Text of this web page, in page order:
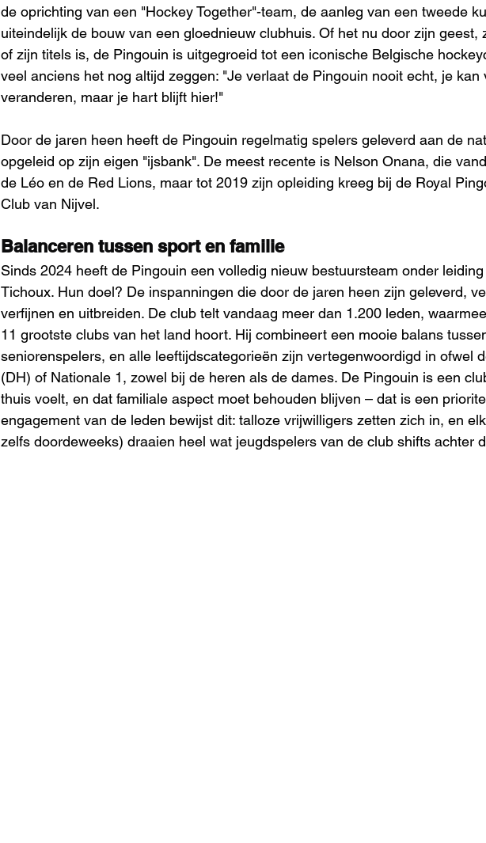
de oprichting van een "Hockey Together"-team, de aanleg van een tweede
uiteindelijk de bouw van een gloednieuw clubhuis. Of het nu door zijn geest,
of zijn titels is, de Pingouin is uitgegroeid tot een iconische Belgische
veel anciens het nog altijd zeggen: "Je verlaat de Pingouin nooit echt, je kan
veranderen, maar je hart blijft hier!"
Door de jaren heen heeft de Pingouin regelmatig spelers geleverd aan de
opgeleid op zijn eigen "ijsbank". De meest recente is Nelson Onana, die
de Léo en de Red Lions, maar tot 2019 zijn opleiding kreeg bij de Royal
Club van Nijvel.
Balanceren tussen sport en familie
Sinds 2024 heeft de Pingouin een volledig nieuw bestuursteam onder
Tichoux. Hun doel? De inspanningen die door de jaren heen zijn geleverd,
verfijnen en uitbreiden. De club telt vandaag meer dan 1.200 leden,
11 grootste clubs van het land hoort. Hij combineert een mooie balans
seniorenspelers, en alle leeftijdscategorieën zijn vertegenwoordigd in ofwel
(DH) of Nationale 1, zowel bij de heren als de dames. De Pingouin is een
thuis voelt, en dat familiale aspect moet behouden blijven – dat is een
engagement van de leden bewijst dit: talloze vrijwilligers zetten zich in, en
zelfs doordeweeks) draaien heel wat jeugdspelers van de club shifts achter